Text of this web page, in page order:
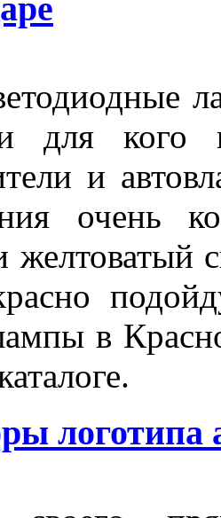
для кого
и
очень
желтоватый
в
логотипа